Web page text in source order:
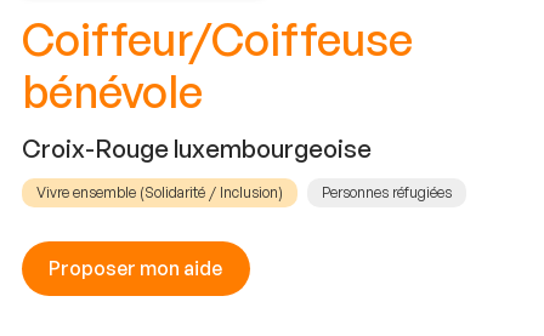
Coiffeur/Coiffeuse
bénévole
Croix-Rouge luxembourgeoise
Vivre ensemble (Solidarité / Inclusion) Personnes réfugiées
Proposer mon aide